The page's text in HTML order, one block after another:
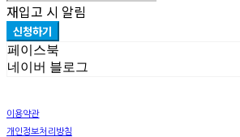
재입고 시 알림
신청하기
페이스북
네이버 블로그
이용약관
개인정보처리방침